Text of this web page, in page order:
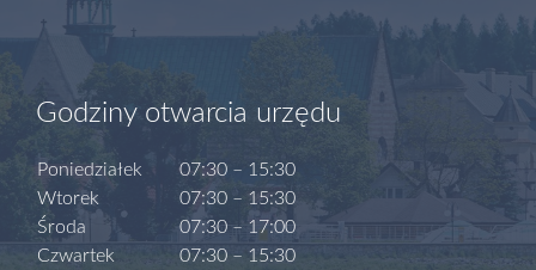
Godziny otwarcia urzędu
Poniedziałek
Wtorek
Środa
Czwartek
07:30 – 15:30
07:30 – 15:30
07:30 – 17:00
07:30 – 15:30